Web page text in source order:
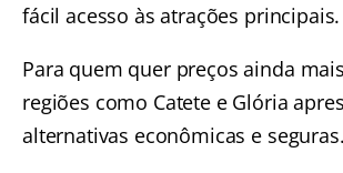
fácil acesso às atrações principais.
Para quem quer preços ainda
regiões como Catete e Glória
alternativas econômicas e seguras.